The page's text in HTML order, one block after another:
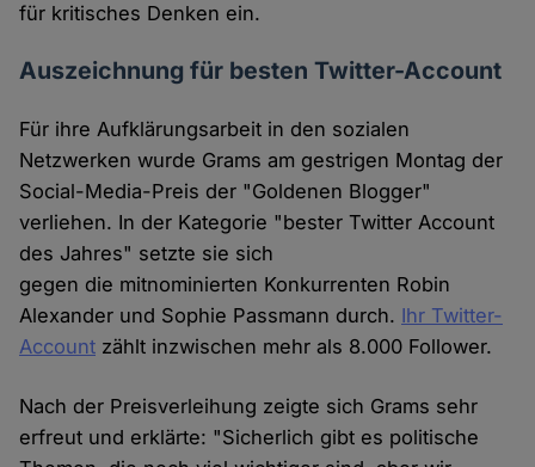
für kritisches Denken ein.
Auszeichnung für besten Twitter-Account
Für ihre Aufklärungsarbeit in den sozialen
Netzwerken wurde Grams am gestrigen Montag der
Social-Media-Preis der "Goldenen Blogger"
verliehen. In der Kategorie "bester Twitter Account
des Jahres" setzte sie sich
gegen die mitnominierten Konkurrenten Robin
Alexander und Sophie Passmann durch. Ihr Twitter-
Account zählt inzwischen mehr als 8.000 Follower.
Nach der Preisverleihung zeigte sich Grams sehr
erfreut und erklärte: "Sicherlich gibt es politische